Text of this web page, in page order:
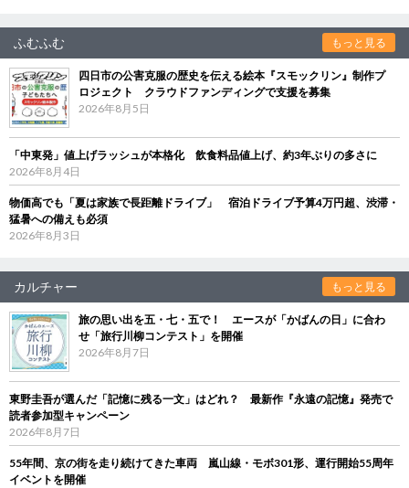
ふむふむ もっと見る
四日市の公害克服の歴史を伝える絵本『スモックリン』制作プ
ロジェクト クラウドファンディングで支援を募集
2026年8月5日
「中東発」値上げラッシュが本格化 飲食料品値上げ、約3年ぶりの多さに
2026年8月4日
物価高でも「夏は家族で長距離ドライブ」 宿泊ドライブ予算4万円超、渋滞・
猛暑への備えも必須
2026年8月3日
カルチャー もっと見る
旅の思い出を五・七・五で！ エースが「かばんの日」に合わ
せ「旅行川柳コンテスト」を開催
2026年8月7日
東野圭吾が選んだ「記憶に残る一文」はどれ？ 最新作『永遠の記憶』発売で
読者参加型キャンペーン
2026年8月7日
55年間、京の街を走り続けてきた車両 嵐山線・モボ301形、運行開始55周年
イベントを開催